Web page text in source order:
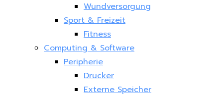
Wundversorgung
Sport & Freizeit
Fitness
Computing & Software
Peripherie
Drucker
Externe Speicher